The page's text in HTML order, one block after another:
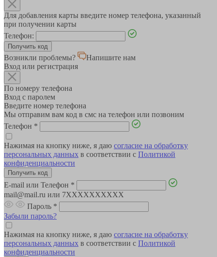
Для добавления карты введите номер телефона, указанный
при получении карты
Телефон:
Возникли проблемы?
Напишите нам
Вход или регистрация
По номеру телефона
Вход с паролем
Введите номер телефона
Мы отправим вам код в смс на телефон или позвоним
Телефон *
Нажимая на кнопку ниже, я даю согласие на обработку
персональных данных в соответствии с Политикой
конфиденциальности
E-mail или Телефон *
mail@mail.ru или 7XXXXXXXXXX
Пароль *
Забыли пароль?
Нажимая на кнопку ниже, я даю согласие на обработку
персональных данных в соответствии с Политикой
конфиденциальности